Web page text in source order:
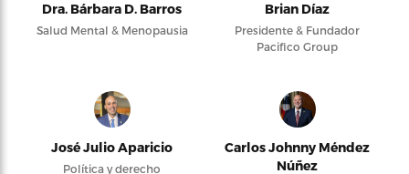
Dra. Bárbara D. Barros
Salud Mental & Menopausia
Brian Díaz
Presidente & Fundador
Pacifico Group
José Julio Aparicio
Política y derecho
Carlos Johnny Méndez
Núñez